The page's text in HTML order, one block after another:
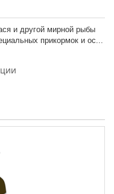
и другой мирной рыбы
прикормок и ос...